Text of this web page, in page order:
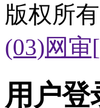
版权所
(03)网审
用户登